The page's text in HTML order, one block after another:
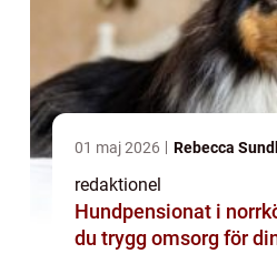
01 maj 2026 Rebecca
redaktionel
Hundpensionat i norrköping
du trygg omsorg för